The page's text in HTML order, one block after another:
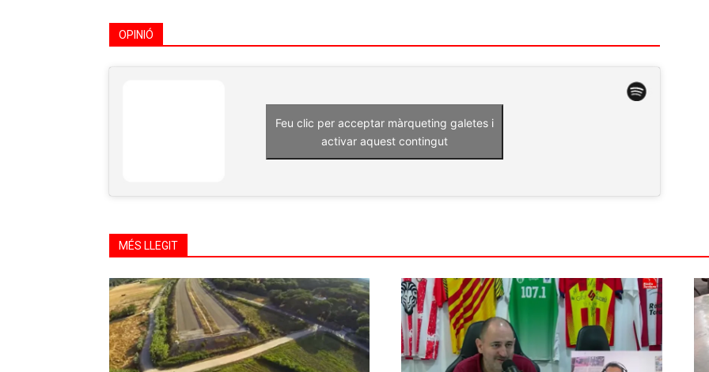
OPINIÓ
Feu clic per acceptar màrqueting galetes i
activar aquest contingut
MÉS LLEGIT